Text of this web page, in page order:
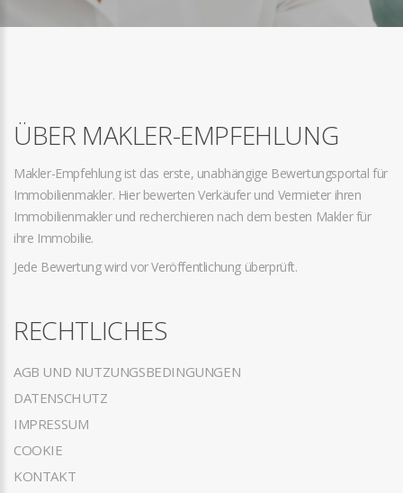
ÜBER MAKLER-EMPFEHLUNG
Makler-Empfehlung ist das erste, unabhängige Bewertungsportal für
Immobilienmakler. Hier bewerten Verkäufer und Vermieter ihren
Immobilienmakler und recherchieren nach dem besten Makler für
ihre Immobilie.
Jede Bewertung wird vor Veröffentlichung überprüft.
RECHTLICHES
AGB UND NUTZUNGSBEDINGUNGEN
DATENSCHUTZ
IMPRESSUM
COOKIE
KONTAKT